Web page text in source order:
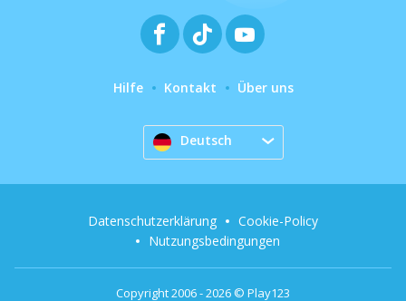
Hilfe Kontakt Über uns
Deutsch
Copyright 2006 - 2026 © Play123
Datenschutzerklärung
Cookie-Policy
Nutzungsbedingungen